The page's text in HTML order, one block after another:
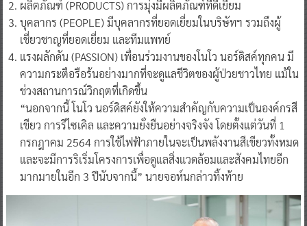
ผลิตภัณฑ์ (PRODUCTS) การมุ่งมีผลิตภัณฑ์ที่ดีเยี่ยม
บุคลากร (PEOPLE) มีบุคลากรที่ยอดเยี่ยมในบริษัทฯ รวมถึงผู้
เชี่ยวชาญที่ยอดเยี่ยม และทีมแพทย์
แรงผลักดัน (PASSION) เพื่อนร่วมงานของโนโว นอร์ดิสค์ทุกคน มี
ความกระตือรือร้นอย่างมากที่จะดูแลชีวิตของผู้ป่วยชาวไทย แม้ใน
ช่วงสถานการณ์วิกฤตที่เกิดขึ้น
“นอกจากนี้ โนโว นอร์ดิสค์ยังให้ความสำคัญกับความเป็นองค์กรสี
เขียว การรีไซเคิล และความยั่งยืนอย่างจริงจัง โดยตั้งแต่วันที่ 1
กรกฎาคม 2564 การใช้ไฟฟ้าภายในจะเป็นพลังงานสีเขียวทั้งหมด
และจะมีการริเริ่มโครงการเพื่อดูแลสิ่งแวดล้อมและสังคมไทยอีก
มากมายในอีก 3 ปีนับจากนี้” นายจอห์นกล่าวทิ้งท้าย